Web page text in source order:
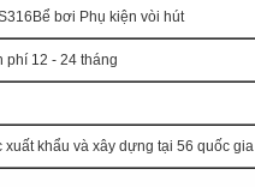
Bể bơi Phụ kiện vòi hút
phí 12 - 24 tháng
khẩu và xây dựng tại 56 quốc gia